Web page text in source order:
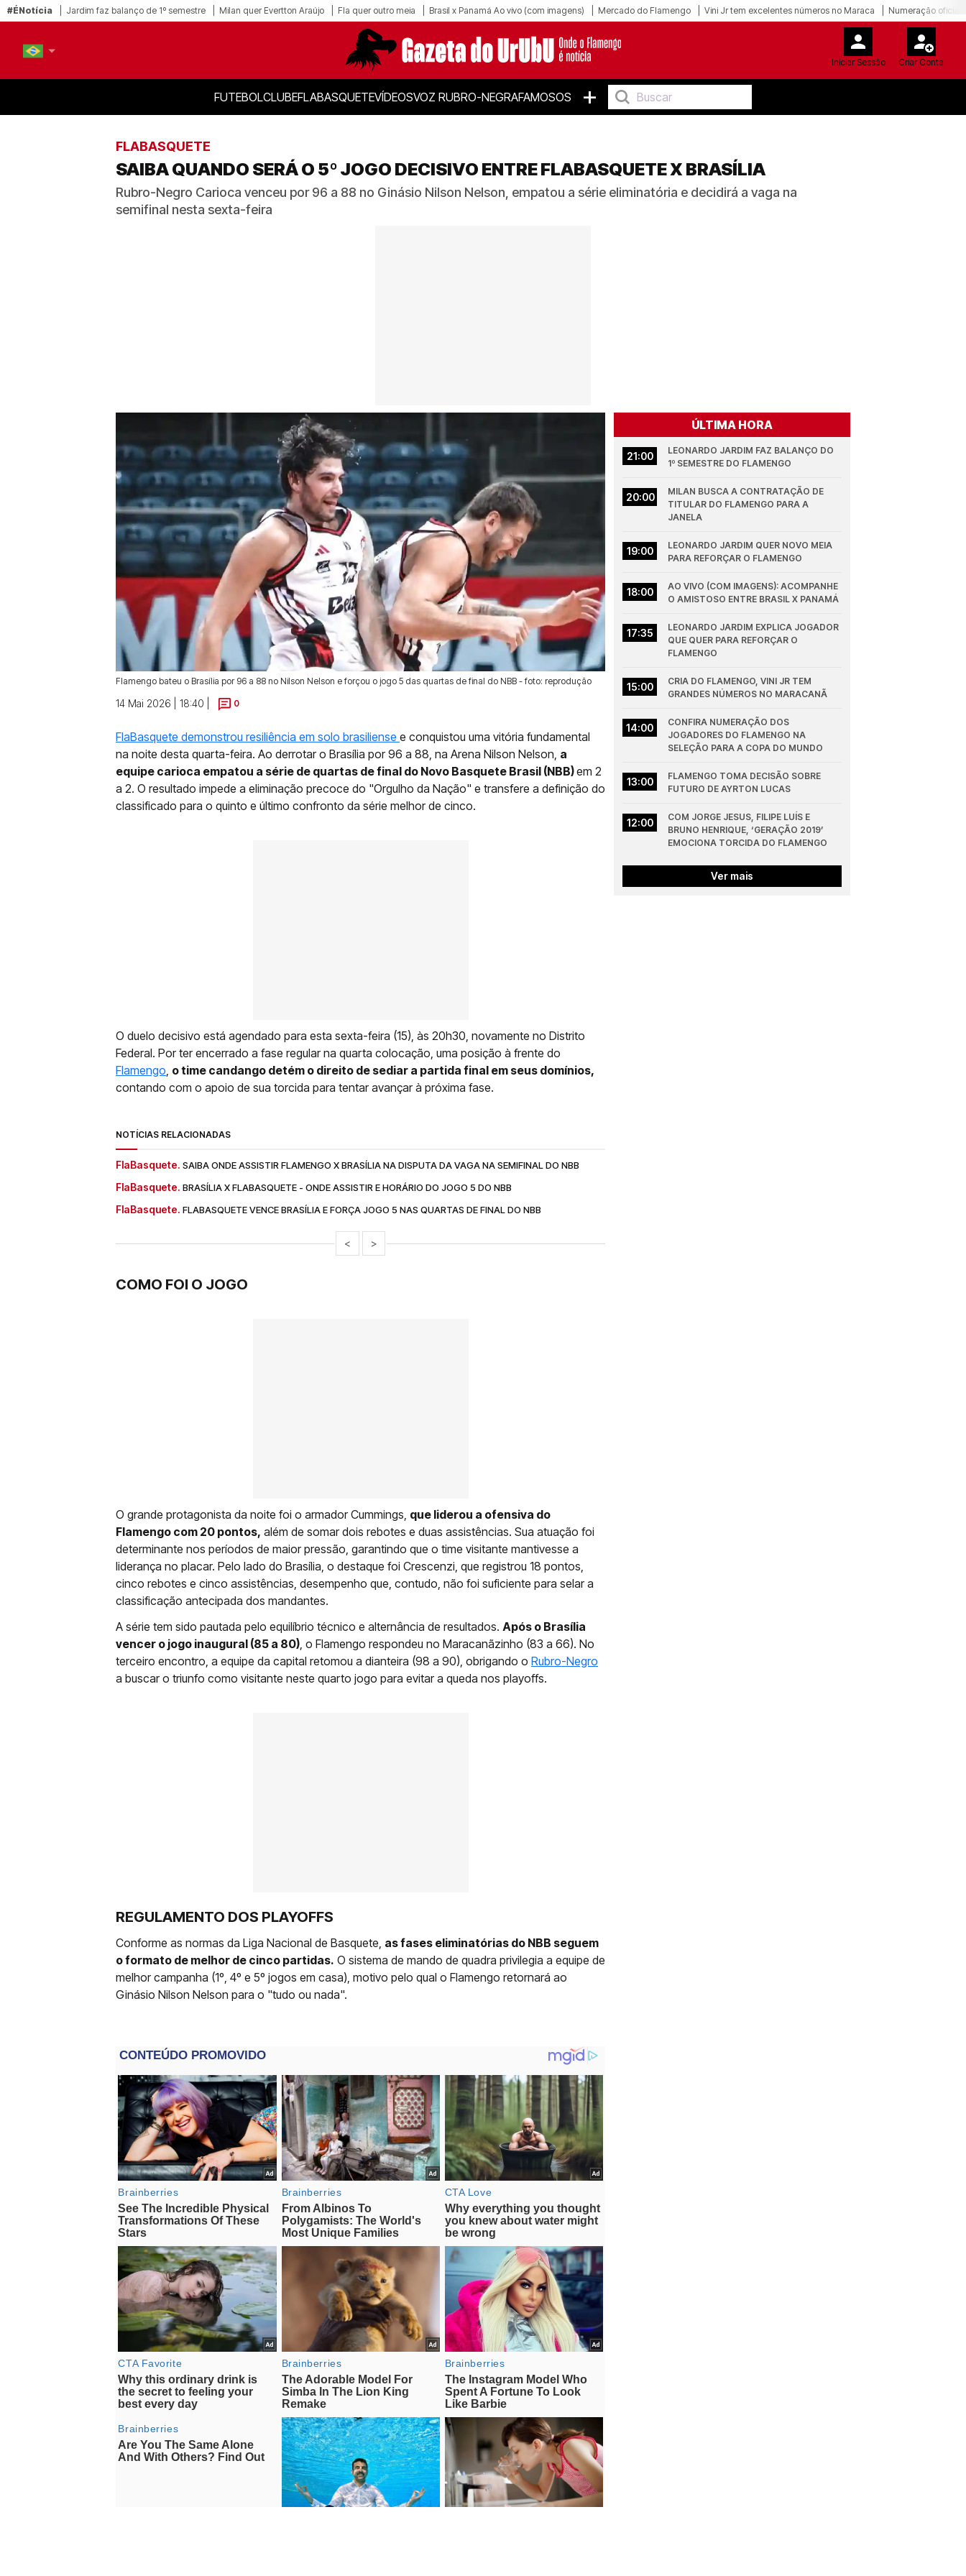
#ÉNotícia Jardim faz balanço de 1º semestre Milan quer Evertton Araújo Fla quer outro meia Brasil x Panamá Ao vivo (com imagens) Mercado do Flamengo Vini Jr tem excelentes números no Maraca Numeração oficial
Iniciar Sessão Criar Conta
FUTEBOLCLUBEFLABASQUETEVÍDEOSVOZ RUBRO-NEGRAFAMOSOS +
FLABASQUETE
SAIBA QUANDO SERÁ O 5º JOGO DECISIVO ENTRE FLABASQUETE X BRASÍLIA
Rubro-Negro Carioca venceu por 96 a 88 no Ginásio Nilson Nelson, empatou a série eliminatória e decidirá a vaga na
semifinal nesta sexta-feira
Flamengo bateu o Brasília por 96 a 88 no Nilson Nelson e forçou o jogo 5 das quartas de final do NBB - foto: reprodução
14 Mai 2026 | 18:40 | 0
FlaBasquete demonstrou resiliência em solo brasiliense e conquistou uma vitória fundamental
na noite desta quarta-feira. Ao derrotar o Brasília por 96 a 88, na Arena Nilson Nelson, a
equipe carioca empatou a série de quartas de final do Novo Basquete Brasil (NBB)em 2
a 2. O resultado impede a eliminação precoce do "Orgulho da Nação" e transfere a definição do
classificado para o quinto e último confronto da série melhor de cinco.
O duelo decisivo está agendado para esta sexta-feira (15), às 20h30, novamente no Distrito
Federal. Por ter encerrado a fase regular na quarta colocação, uma posição à frente do
Flamengo, o time candango detém o direito de sediar a partida final em seus domínios,
contando com o apoio de sua torcida para tentar avançar à próxima fase.
NOTÍCIAS RELACIONADAS
FlaBasquete. SAIBA ONDE ASSISTIR FLAMENGO X BRASÍLIA NA DISPUTA DA VAGA NA SEMIFINAL DO NBB
FlaBasquete. BRASÍLIA X FLABASQUETE - ONDE ASSISTIR E HORÁRIO DO JOGO 5 DO NBB
FlaBasquete. FLABASQUETE VENCE BRASÍLIA E FORÇA JOGO 5 NAS QUARTAS DE FINAL DO NBB
< >
COMO FOI O JOGO
O grande protagonista da noite foi o armador Cummings, que liderou a ofensiva do
Flamengo com 20 pontos, além de somar dois rebotes e duas assistências. Sua atuação foi
determinante nos períodos de maior pressão, garantindo que o time visitante mantivesse a
liderança no placar. Pelo lado do Brasília, o destaque foi Crescenzi, que registrou 18 pontos,
cinco rebotes e cinco assistências, desempenho que, contudo, não foi suficiente para selar a
classificação antecipada dos mandantes.
A série tem sido pautada pelo equilíbrio técnico e alternância de resultados. Após o Brasília
vencer o jogo inaugural (85 a 80), o Flamengo respondeu no Maracanãzinho (83 a 66). No
terceiro encontro, a equipe da capital retomou a dianteira (98 a 90), obrigando o Rubro-Negro
a buscar o triunfo como visitante neste quarto jogo para evitar a queda nos playoffs.
REGULAMENTO DOS PLAYOFFS
Conforme as normas da Liga Nacional de Basquete, as fases eliminatórias do NBB seguem
o formato de melhor de cinco partidas. O sistema de mando de quadra privilegia a equipe de
melhor campanha (1º, 4º e 5º jogos em casa), motivo pelo qual o Flamengo retornará ao
Ginásio Nilson Nelson para o "tudo ou nada".
ÚLTIMA HORA
21:00
LEONARDO JARDIM FAZ BALANÇO DO
1º SEMESTRE DO FLAMENGO
20:00
MILAN BUSCA A CONTRATAÇÃO DE
TITULAR DO FLAMENGO PARA A
JANELA
19:00
LEONARDO JARDIM QUER NOVO MEIA
PARA REFORÇAR O FLAMENGO
18:00
AO VIVO (COM IMAGENS): ACOMPANHE
O AMISTOSO ENTRE BRASIL X PANAMÁ
17:35
LEONARDO JARDIM EXPLICA JOGADOR
QUE QUER PARA REFORÇAR O
FLAMENGO
15:00
CRIA DO FLAMENGO, VINI JR TEM
GRANDES NÚMEROS NO MARACANÃ
14:00
CONFIRA NUMERAÇÃO DOS
JOGADORES DO FLAMENGO NA
SELEÇÃO PARA A COPA DO MUNDO
13:00
FLAMENGO TOMA DECISÃO SOBRE
FUTURO DE AYRTON LUCAS
12:00
COM JORGE JESUS, FILIPE LUÍS E
BRUNO HENRIQUE, ‘GERAÇÃO 2019’
EMOCIONA TORCIDA DO FLAMENGO
Ver mais